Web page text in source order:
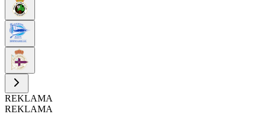
REKLAMA
REKLAMA